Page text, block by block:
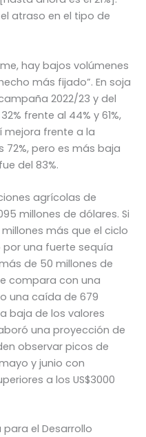
atraso en el tipo de
hay bajos volúmenes
más fijado”. En soja
2022/23 y del
frente al 44% y 61%,
mejora frente a la
72%, pero es más baja
del 83%.
agrícolas de
millones de dólares. Si
más que el ciclo
una fuerte sequía
de 50 millones de
compara con una
una caída de 679
baja de los valores
una proyección de
observar picos de
y junio con
a los US$3000
el Desarrollo